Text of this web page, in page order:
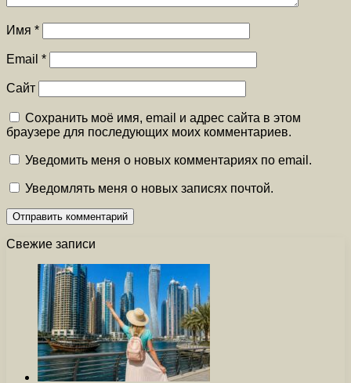
Имя *
Email *
Сайт
Сохранить моё имя, email и адрес сайта в этом
браузере для последующих моих комментариев.
Уведомить меня о новых комментариях по email.
Уведомлять меня о новых записях почтой.
Свежие записи